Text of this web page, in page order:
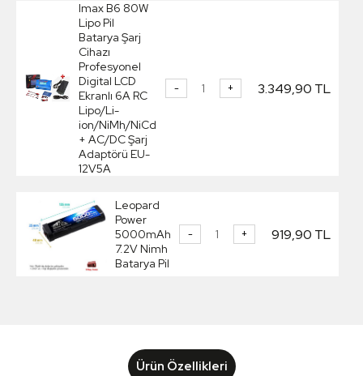
Imax B6 80W
Lipo Pil
Batarya Şarj
Cihazı
Profesyonel
Digital LCD
Ekranlı 6A RC
Lipo/Li-
ion/NiMh/NiCd
+ AC/DC Şarj
Adaptörü EU-
12V5A
- + 3.349,90 TL
Leopard
Power
5000mAh
7.2V Nimh
Batarya Pil
- + 919,90 TL
Ürün Özellikleri